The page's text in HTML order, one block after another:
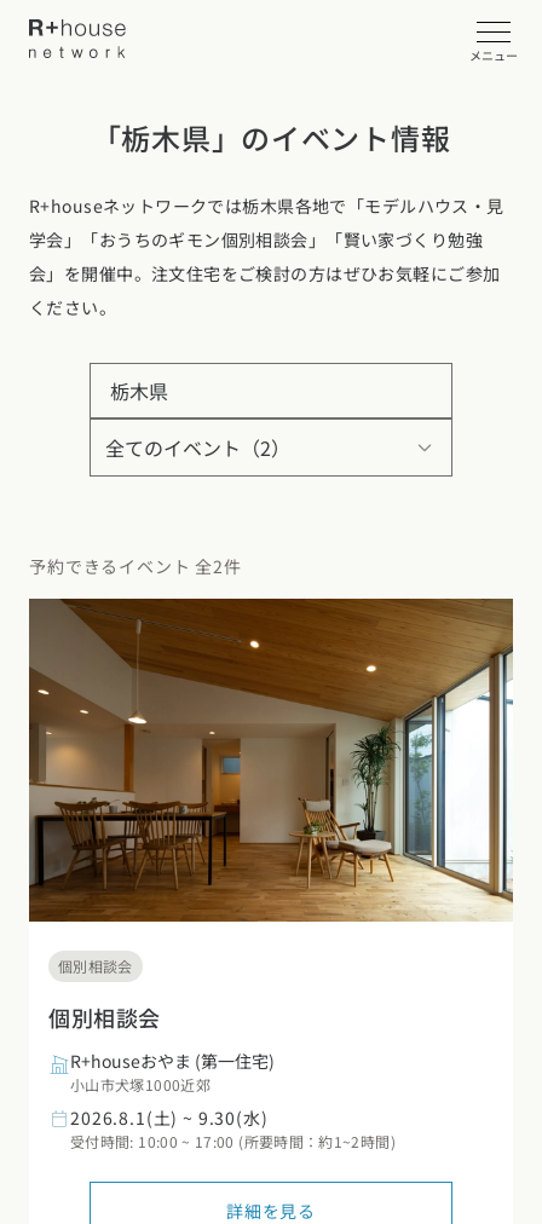
メニュー
イベント・見学会を探す
カタログ請求する
近くの工務店に相談する
R+houseについて
R+houseについて
デザイン
家づくりの流れ
選べる仕様
コストパフォーマンス
アフターサポート
建築家
全国の工務店を探す
関東エリア
東京都 神奈川県埼玉県 千葉県
甲信越・北陸エリア
新潟県 石川県福井県 山梨県 長野県
東海エリア
愛知県岐阜県静岡県三重県
関西エリア
大阪府兵庫県
中国エリア
広島県岡山県鳥取県島根県
四国エリア
香川県徳島県愛媛県高知県
施工事例一覧
平屋
狭小住宅
二世帯住宅
フォトギャラリー
オーナー様の声 (評価・口コミ)
設計した建築家の想い
R+houseの間取り
【特集】平屋の注文住宅
動画で学ぶ注文住宅
動画で学ぶ注文住宅
家づくりのお勉強
デザイン
ルームツアー
家づくりコラム
家づくりコラム一覧
注文住宅の基礎知識
設備・性能
お金と住まい
周辺環境
間取りのヒント
施工事例
スタイルのヒント
デザインのヒント
エリア別注文住宅
北海道・東北エリア
北海道青森県岩手県宮城県 秋田県山形県
関東エリア
甲信越・北陸エリア
新潟県 富山県 石川県 福井県
東海エリア
愛知県岐阜県 三重県
チェックポイントがわかる！
家づくり３つのお役立ちツール
「栃木県」のイベント情報
R+houseネットワークでは栃木県各地で「モデルハウス・見
学会」「おうちのギモン個別相談会」「賢い家づくり勉強
会」を開催中。注文住宅をご検討の方はぜひお気軽にご参加
ください。
栃木県
予約できるイベント 全2件
個別相談会
個別相談会
R+houseおやま (第一住宅)
小山市犬塚1000近郊
2026.8.1(土) ~ 9.30(水)
受付時間: 10:00 ~ 17:00 (所要時間：約1~2時間)
詳細を見る